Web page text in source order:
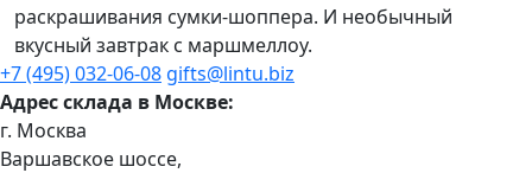
раскрашивания сумки-шоппера. И необычный
вкусный завтрак с маршмеллоу.
+7 (495) 032-06-08 gifts@lintu.biz
Адрес склада в Москве:
г. Москва
Варшавское шоссе,